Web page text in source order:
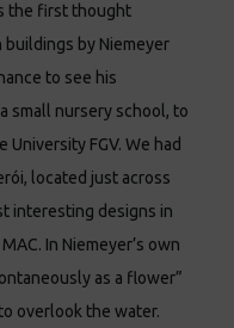
the first thought
by Niemeyer
to see his
small nursery school, to
FGV. We had
located just across
interesting designs in
In Niemeyer’s own
as a flower”
overlook the water.